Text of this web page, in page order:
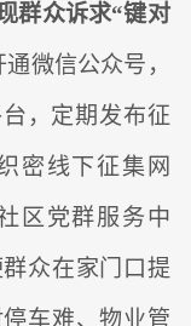
群众诉求“键对
微信公众号，
，定期发布征
密线下征集网
区党群服务中
众在家门口提
车难、物业管